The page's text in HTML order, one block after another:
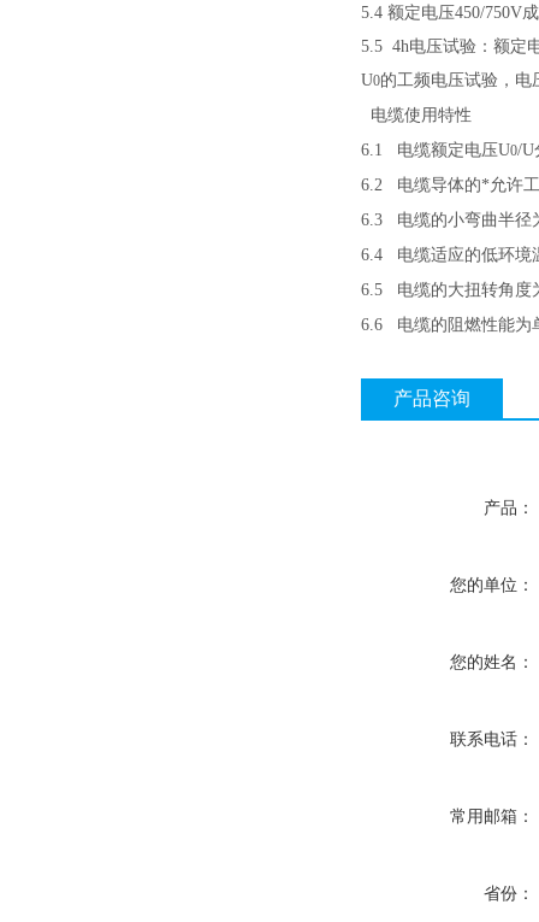
5.4 额定电压450/750V
5.5 4h电压试验：额定
U0的工频电压试验，电
电缆使用特性
6.1
电缆额定电压U0/U
6.2
电缆导体的*允许
6.3
电缆的小弯曲半径
6.4
电缆适应的低环境
6.5
电缆的大扭转角度
6.6
电缆的阻燃性能为
产品咨询
产品：
您的单位：
您的姓名：
联系电话：
常用邮箱：
省份：